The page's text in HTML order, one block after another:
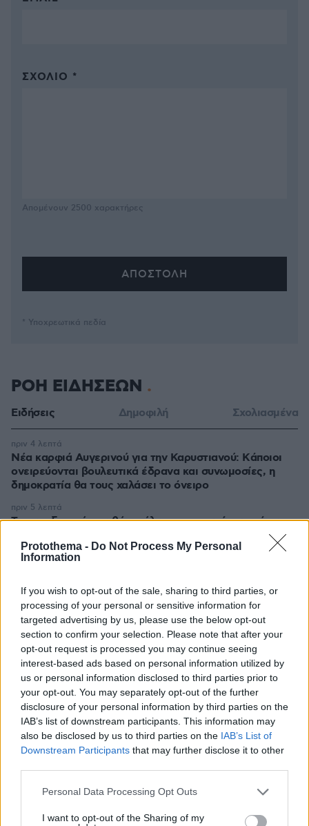
Protothema - Do Not Process My Personal
Information
If you wish to opt-out of the sale, sharing to third parties, or
processing of your personal or sensitive information for
targeted advertising by us, please use the below opt-out
section to confirm your selection. Please note that after your
opt-out request is processed you may continue seeing
interest-based ads based on personal information utilized by
us or personal information disclosed to third parties prior to
your opt-out. You may separately opt-out of the further
disclosure of your personal information by third parties on the
IAB’s list of downstream participants. This information may
also be disclosed by us to third parties on the IAB’s List of
Downstream Participants that may further disclose it to other
Please note that this website/app uses one or more Google
not limited to your visit or usage behaviour. You may click to
Personal Data Processing Opt Outs
I want to opt-out of the Sharing of my
ΣΧΌΛΙΟ *
Απομένουν 2500 χαρακτήρες
* Υποχρεωτικά πεδία
ΡΟΗ ΕΙΔΗΣΕΩΝ
Ειδήσεις Δημοφιλή Σχολιασμένα
Νέα καρφιά Αυγερινού για την Καρυστιανού: Kάποιοι
ονειρεύονται βουλευτικά έδρανα και συνωμοσίες, η
δημοκρατία θα τους χαλάσει το όνειρο
πριν 4 λεπτά
Το παρεξηγημένο αιθέριο έλαιο που κρατά μακριά τα
πριν 5 λεπτά
αλατίζουμε;
πριν 6 λεπτά
Φωτιά στο Λασίθι, κοντά στον οικισμό Καρύδι, 112 για
ετοιμότητα
πριν 17 λεπτά
Ο Κριστιάνο Ρονάλντο φωτογραφήθηκε με τα πολυτελή
αυτοκίνητά του: «Τα παιχνίδια μου» έγραψε για τις
Ferrari, τις McLaren, τις Mercedes και τις Bugatti
πριν 18 λεπτά
ΑΝΝΑ ΔΙΑΜΑΝΤΟΠΟΥΛΟΥ
Ψευδής τίτλος. Κατασκευασμένη φωτογραφία. Είδηση;
πριν 24 λεπτά
νεκρός με τις δύο κόρες του λίγες ώρες μετά το
δικαστήριο για διαζύγιο με τη μητέρα τους
πριν 30 λεπτά